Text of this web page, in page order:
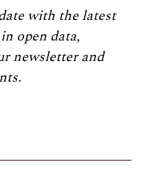
with the latest
open data,
newsletter and